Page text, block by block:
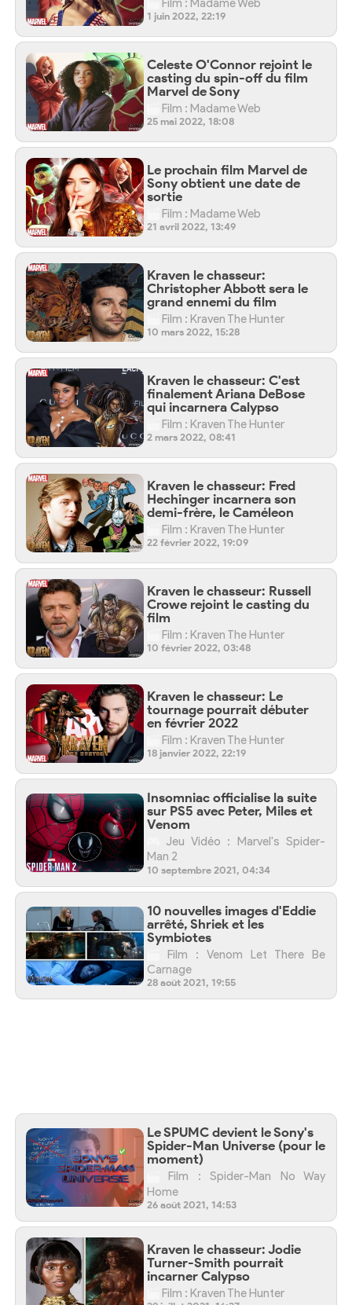
Film : Madame Web
1 juin 2022, 22:19
Celeste O'Connor rejoint le
casting du spin-off du film
Marvel de Sony
Film : Madame Web
25 mai 2022, 18:08
Le prochain film Marvel de
Sony obtient une date de
sortie
Film : Madame Web
21 avril 2022, 13:49
Kraven le chasseur:
Christopher Abbott sera le
grand ennemi du film
Film : Kraven The Hunter
10 mars 2022, 15:28
Kraven le chasseur: C'est
finalement Ariana DeBose
qui incarnera Calypso
Film : Kraven The Hunter
2 mars 2022, 08:41
Kraven le chasseur: Fred
Hechinger incarnera son
demi-frère, le Caméleon
Film : Kraven The Hunter
22 février 2022, 19:09
Kraven le chasseur: Russell
Crowe rejoint le casting du
film
Film : Kraven The Hunter
10 février 2022, 03:48
Kraven le chasseur: Le
tournage pourrait débuter
en février 2022
Film : Kraven The Hunter
18 janvier 2022, 22:19
Insomniac officialise la suite
sur PS5 avec Peter, Miles et
Venom
Jeu Vidéo : Marvel's Spider-
Man 2
10 septembre 2021, 04:34
10 nouvelles images d'Eddie
arrêté, Shriek et les
Symbiotes
Film : Venom Let There Be
Carnage
28 août 2021, 19:55
Le SPUMC devient le Sony's
Spider-Man Universe (pour le
moment)
Film : Spider-Man No Way
Home
26 août 2021, 14:53
Kraven le chasseur: Jodie
Turner-Smith pourrait
incarner Calypso
Film : Kraven The Hunter